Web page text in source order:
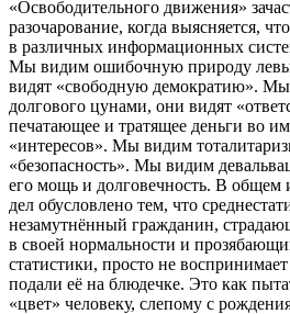
«Освободительного движения»
разочарование, когда выясняется,
в различных информационных
Мы видим ошибочную природу
видят «свободную демократию».
долгового цунами, они видят
печатающее и тратящее деньги во
«интересов». Мы видим
«безопасность». Мы видим
его мощь и долговечность. В общем
дел обусловлено тем, что
незамутнённый гражданин,
в своей нормальности и
статистики, просто не
подали её на блюдечке. Это как
«цвет» человеку, слепому с